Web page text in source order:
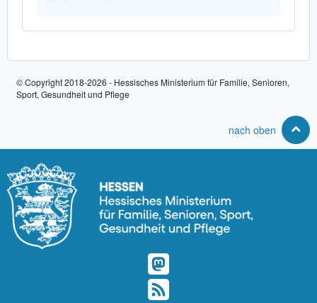
© Copyright 2018-2026 - Hessisches Ministerium für Familie, Senioren,
Sport, Gesundheit und Pflege
nach oben